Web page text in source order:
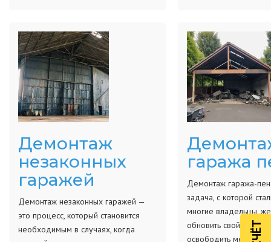
Демонтаж
незаконных
гаражей
Демонтаж незаконных гаражей —
это процесс, который становится
необходимым в случаях, когда
гаража
Демонтаж гаража-
задача, с которой
многие владельцы,
обновить свой
освободить место